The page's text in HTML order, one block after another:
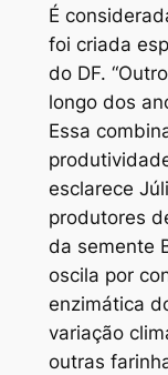
É
foi criada
do DF.
longo dos
Essa
esclarece
produtores
da semente
oscila por
enzimática
variação
outras